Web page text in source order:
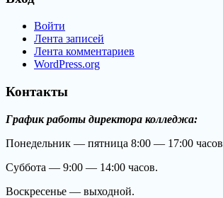
Войти
Лента записей
Лента комментариев
WordPress.org
Контакты
График работы директора колледжа:
Понедельник — пятница 8:00 — 17:00 часов
Суббота — 9:00 — 14:00 часов.
Воскресенье — выходной.